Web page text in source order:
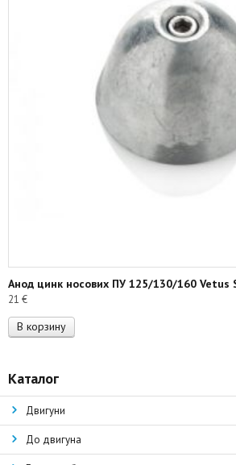
Анод цинк носових ПУ 125/130/160 Vetus
21 €
В корзину
Каталог
Двигуни
До двигуна